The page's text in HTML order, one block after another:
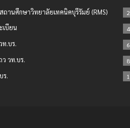
ถานศึกษาวิทยาลัยเทคนิคบุรีรัมย์ (RMS)
2
เบียน
4
ท.บร.
6
ว วท.บร.
8
ร.